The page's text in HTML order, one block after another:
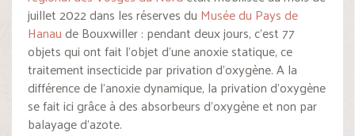
juillet 2022 dans les réserves du Musée du Pays de
Hanaude Bouxwiller : pendant deux jours, c’est 77
objets qui ont fait l’objet d’une anoxie statique, ce
traitement insecticide par privation d’oxygène. A la
différence de l’anoxie dynamique, la privation d’oxygène
se fait ici grâce à des absorbeurs d’oxygène et non par
balayage d’azote.